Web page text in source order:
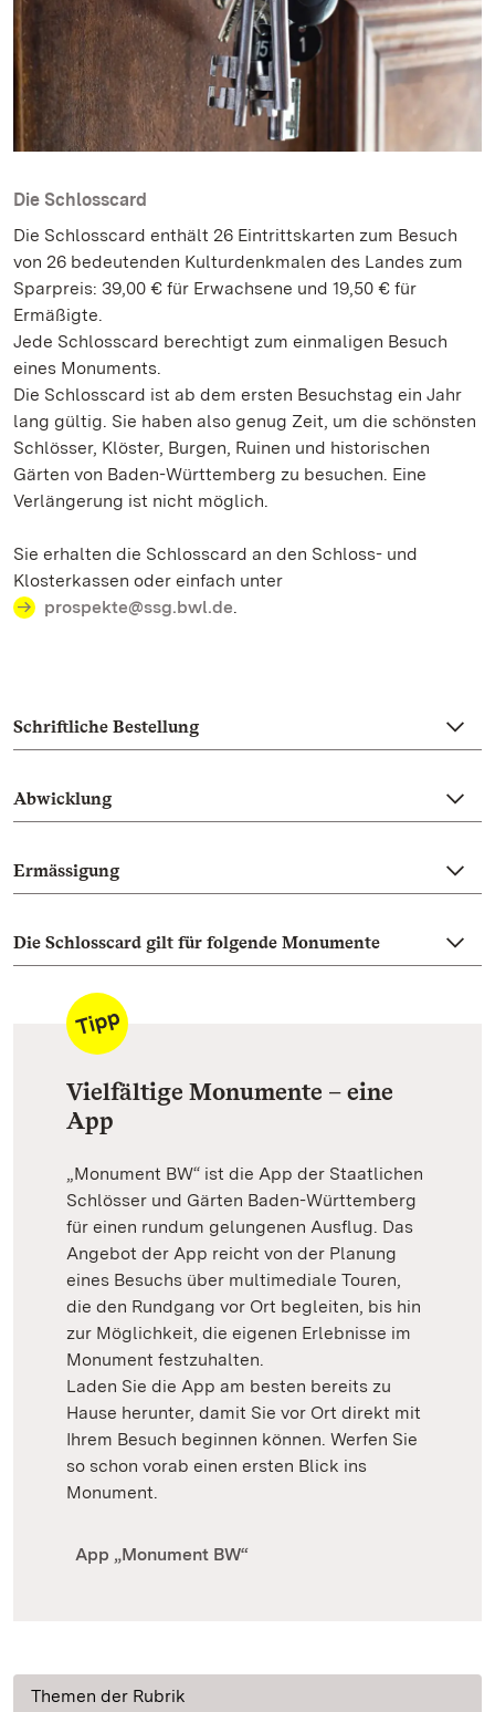
Die Schlosscard
Die Schlosscard enthält 26 Eintrittskarten zum Besuch
von 26 bedeutenden Kulturdenkmalen des Landes zum
Sparpreis: 39,00 € für Erwachsene und 19,50 € für
Ermäßigte.
Jede Schlosscard berechtigt zum einmaligen Besuch
eines Monuments.
Die Schlosscard ist ab dem ersten Besuchstag ein Jahr
lang gültig. Sie haben also genug Zeit, um die schönsten
Schlösser, Klöster, Burgen, Ruinen und historischen
Gärten von Baden-Württemberg zu besuchen. Eine
Verlängerung ist nicht möglich.
Sie erhalten die Schlosscard an den Schloss- und
Klosterkassen oder einfach unter
prospekte@ssg.bwl.de
Schriftliche Bestellung
Abwicklung
Ermässigung
Die Schlosscard gilt für folgende Monumente
Vielfältige Monumente – eine
App
„Monument BW“ ist die App der Staatlichen
Schlösser und Gärten Baden-Württemberg
für einen rundum gelungenen Ausflug. Das
Angebot der App reicht von der Planung
eines Besuchs über multimediale Touren,
die den Rundgang vor Ort begleiten, bis hin
zur Möglichkeit, die eigenen Erlebnisse im
Monument festzuhalten.
Laden Sie die App am besten bereits zu
Hause herunter, damit Sie vor Ort direkt mit
Ihrem Besuch beginnen können. Werfen Sie
so schon vorab einen ersten Blick ins
Monument.
App „Monument BW“
Themen der Rubrik